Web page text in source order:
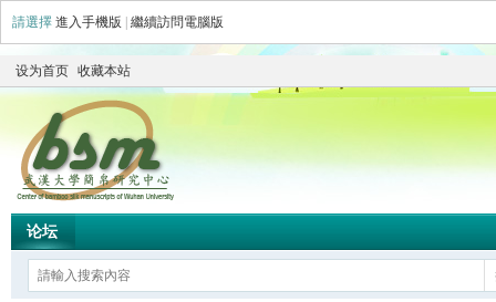
請選擇 進入手機版 繼續訪問電腦版
设为首页 收藏本站
论坛